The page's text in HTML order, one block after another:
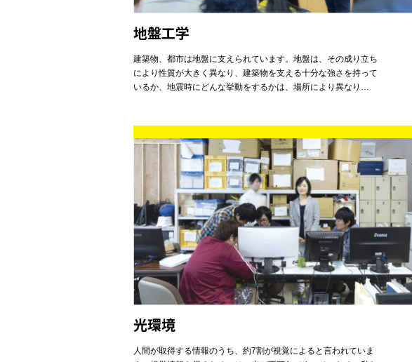
地盤工学
建築物、都市は地盤に支えられています。地盤は、その成り立ち
により性質が大きく異なり、建築物を支える十分な強さを持って
いるか、地震時にどんな挙動をするかは、場所により異なり…
光環境
人間が取得する情報のうち、約7割が視覚によると言われていま